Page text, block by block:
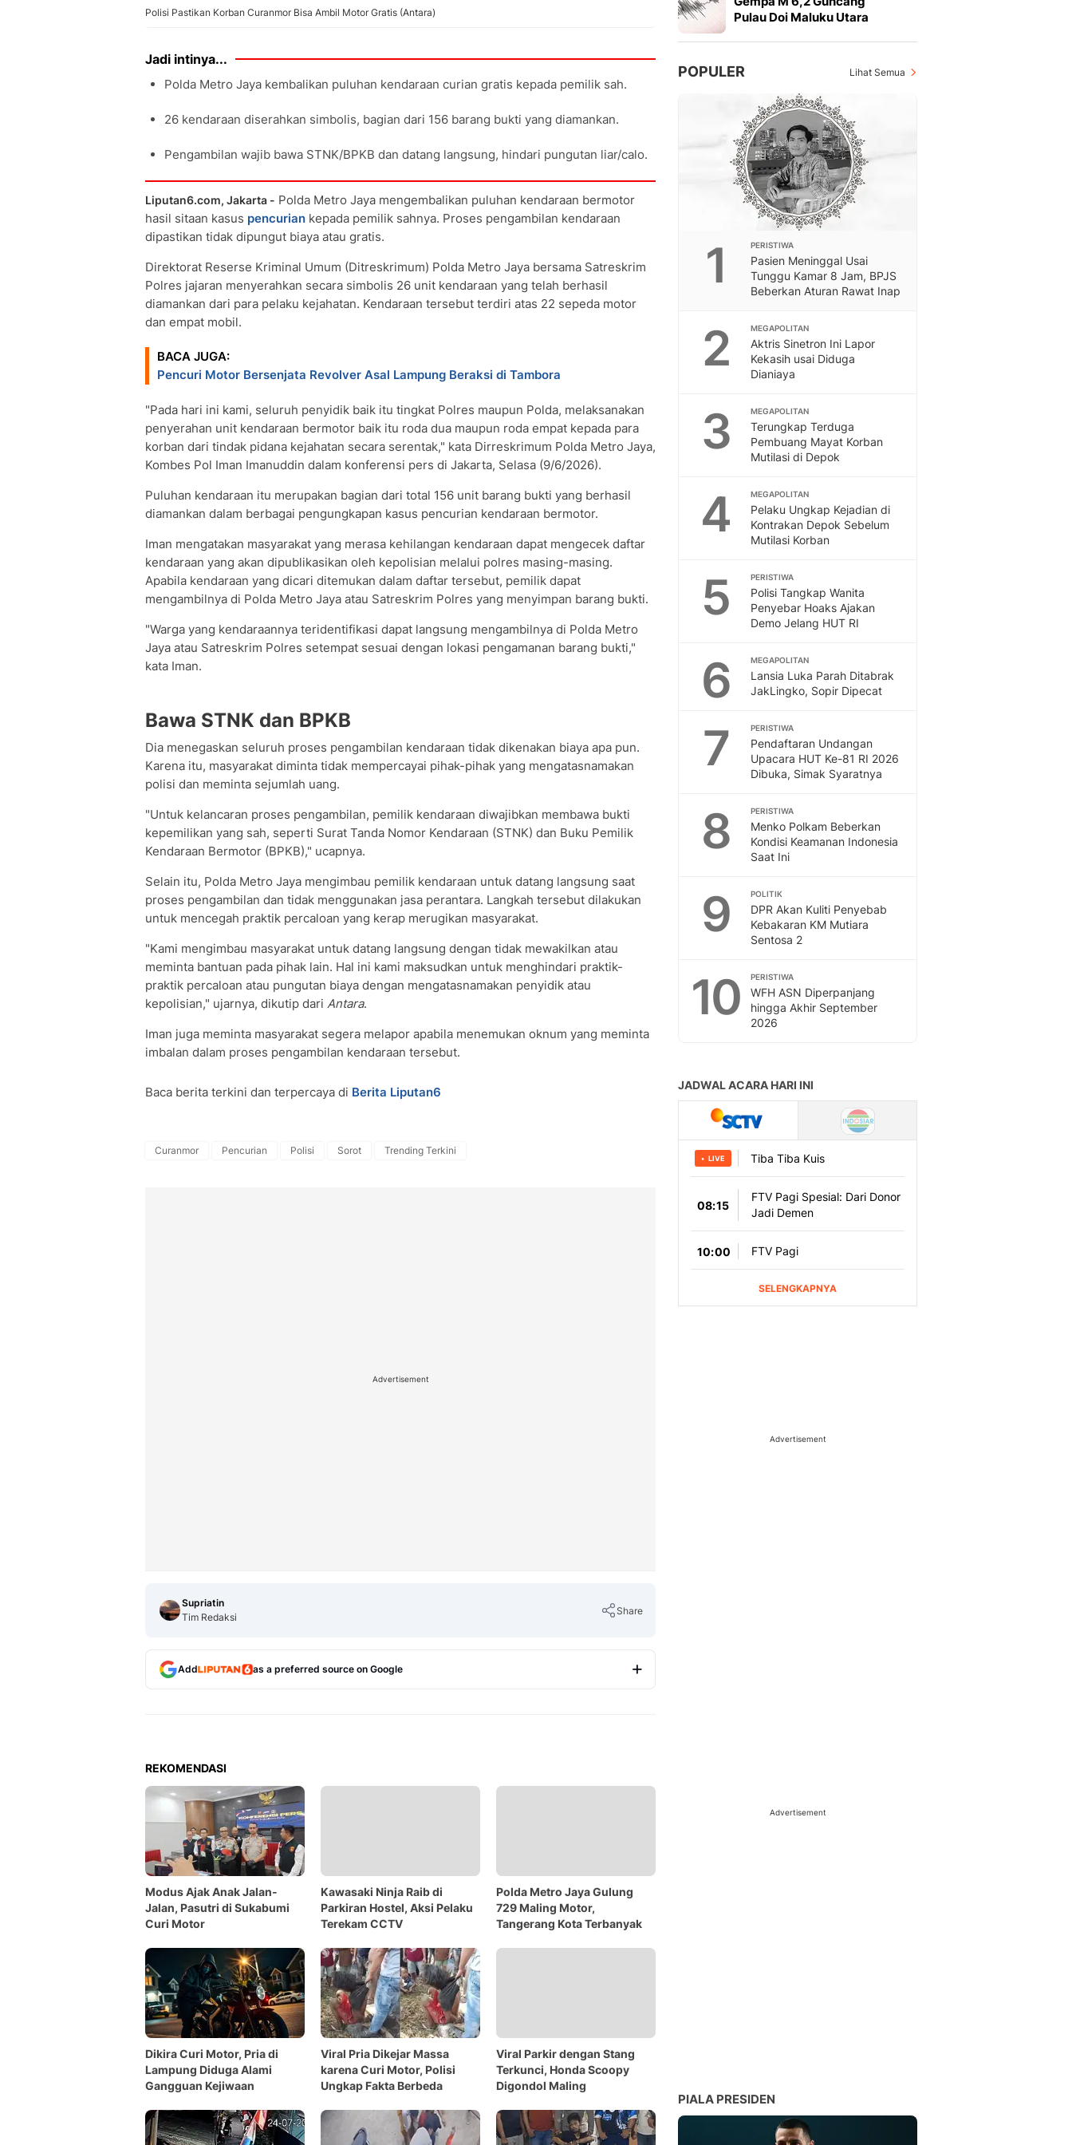
Polisi Pastikan Korban Curanmor Bisa Ambil Motor Gratis (Antara)
Jadi intinya...
Polda Metro Jaya kembalikan puluhan kendaraan curian gratis kepada pemilik sah.
26 kendaraan diserahkan simbolis, bagian dari 156 barang bukti yang diamankan.
Pengambilan wajib bawa STNK/BPKB dan datang langsung, hindari pungutan liar/calo.
Liputan6.com, Jakarta - Polda Metro Jaya mengembalikan puluhan kendaraan bermotor
hasil sitaan kasus pencurian kepada pemilik sahnya. Proses pengambilan kendaraan
dipastikan tidak dipungut biaya atau gratis.
Direktorat Reserse Kriminal Umum (Ditreskrimum) Polda Metro Jaya bersama Satreskrim
Polres jajaran menyerahkan secara simbolis 26 unit kendaraan yang telah berhasil
diamankan dari para pelaku kejahatan. Kendaraan tersebut terdiri atas 22 sepeda motor
dan empat mobil.
BACA JUGA:
Pencuri Motor Bersenjata Revolver Asal Lampung Beraksi di Tambora
"Pada hari ini kami, seluruh penyidik baik itu tingkat Polres maupun Polda, melaksanakan
penyerahan unit kendaraan bermotor baik itu roda dua maupun roda empat kepada para
korban dari tindak pidana kejahatan secara serentak," kata Dirreskrimum Polda Metro Jaya,
Kombes Pol Iman Imanuddin dalam konferensi pers di Jakarta, Selasa (9/6/2026).
Puluhan kendaraan itu merupakan bagian dari total 156 unit barang bukti yang berhasil
diamankan dalam berbagai pengungkapan kasus pencurian kendaraan bermotor.
Iman mengatakan masyarakat yang merasa kehilangan kendaraan dapat mengecek daftar
kendaraan yang akan dipublikasikan oleh kepolisian melalui polres masing-masing.
Apabila kendaraan yang dicari ditemukan dalam daftar tersebut, pemilik dapat
mengambilnya di Polda Metro Jaya atau Satreskrim Polres yang menyimpan barang bukti.
"Warga yang kendaraannya teridentifikasi dapat langsung mengambilnya di Polda Metro
Jaya atau Satreskrim Polres setempat sesuai dengan lokasi pengamanan barang bukti,"
kata Iman.
Bawa STNK dan BPKB
Dia menegaskan seluruh proses pengambilan kendaraan tidak dikenakan biaya apa pun.
Karena itu, masyarakat diminta tidak mempercayai pihak-pihak yang mengatasnamakan
polisi dan meminta sejumlah uang.
"Untuk kelancaran proses pengambilan, pemilik kendaraan diwajibkan membawa bukti
kepemilikan yang sah, seperti Surat Tanda Nomor Kendaraan (STNK) dan Buku Pemilik
Kendaraan Bermotor (BPKB)," ucapnya.
Selain itu, Polda Metro Jaya mengimbau pemilik kendaraan untuk datang langsung saat
proses pengambilan dan tidak menggunakan jasa perantara. Langkah tersebut dilakukan
untuk mencegah praktik percaloan yang kerap merugikan masyarakat.
"Kami mengimbau masyarakat untuk datang langsung dengan tidak mewakilkan atau
meminta bantuan pada pihak lain. Hal ini kami maksudkan untuk menghindari praktik-
praktik percaloan atau pungutan biaya dengan mengatasnamakan penyidik atau
kepolisian," ujarnya, dikutip dari Antara.
Iman juga meminta masyarakat segera melapor apabila menemukan oknum yang meminta
imbalan dalam proses pengambilan kendaraan tersebut.
Baca berita terkini dan terpercaya di Berita Liputan6
Curanmor Pencurian Polisi Sorot Trending Terkini
Advertisement
Supriatin
Tim Redaksi
Share
Add as a preferred source on Google
REKOMENDASI
Modus Ajak Anak Jalan-
Jalan, Pasutri di Sukabumi
Curi Motor
Kawasaki Ninja Raib di
Parkiran Hostel, Aksi Pelaku
Terekam CCTV
Polda Metro Jaya Gulung
729 Maling Motor,
Tangerang Kota Terbanyak
Dikira Curi Motor, Pria di
Lampung Diduga Alami
Gangguan Kejiwaan
Viral Pria Dikejar Massa
karena Curi Motor, Polisi
Ungkap Fakta Berbeda
Viral Parkir dengan Stang
Terkunci, Honda Scoopy
Digondol Maling
Pulau Doi Maluku Utara
POPULER Lihat Semua
1 PERISTIWA
Pasien Meninggal Usai
Tunggu Kamar 8 Jam, BPJS
Beberkan Aturan Rawat Inap
2 MEGAPOLITAN
Aktris Sinetron Ini Lapor
Kekasih usai Diduga
Dianiaya
3 MEGAPOLITAN
Terungkap Terduga
Pembuang Mayat Korban
Mutilasi di Depok
4 MEGAPOLITAN
Pelaku Ungkap Kejadian di
Kontrakan Depok Sebelum
Mutilasi Korban
5 PERISTIWA
Polisi Tangkap Wanita
Penyebar Hoaks Ajakan
Demo Jelang HUT RI
6 MEGAPOLITAN
Lansia Luka Parah Ditabrak
JakLingko, Sopir Dipecat
7 PERISTIWA
Pendaftaran Undangan
Upacara HUT Ke-81 RI 2026
Dibuka, Simak Syaratnya
8 PERISTIWA
Menko Polkam Beberkan
Kondisi Keamanan Indonesia
Saat Ini
9 POLITIK
DPR Akan Kuliti Penyebab
Kebakaran KM Mutiara
Sentosa 2
10 PERISTIWA
WFH ASN Diperpanjang
hingga Akhir September
2026
Advertisement
Advertisement
PIALA PRESIDEN